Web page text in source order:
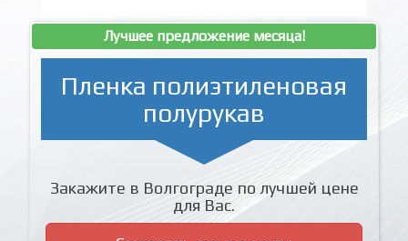
Лучшее предложение месяца!
Пленка полиэтиленовая
полурукав
Закажите в Волгограде по лучшей цене
для Вас.